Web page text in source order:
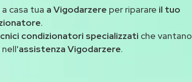
casa tua a Vigodarzere per riparare il tuo
.
condizionatori specializzati che vantano
nell'assistenza Vigodarzere.